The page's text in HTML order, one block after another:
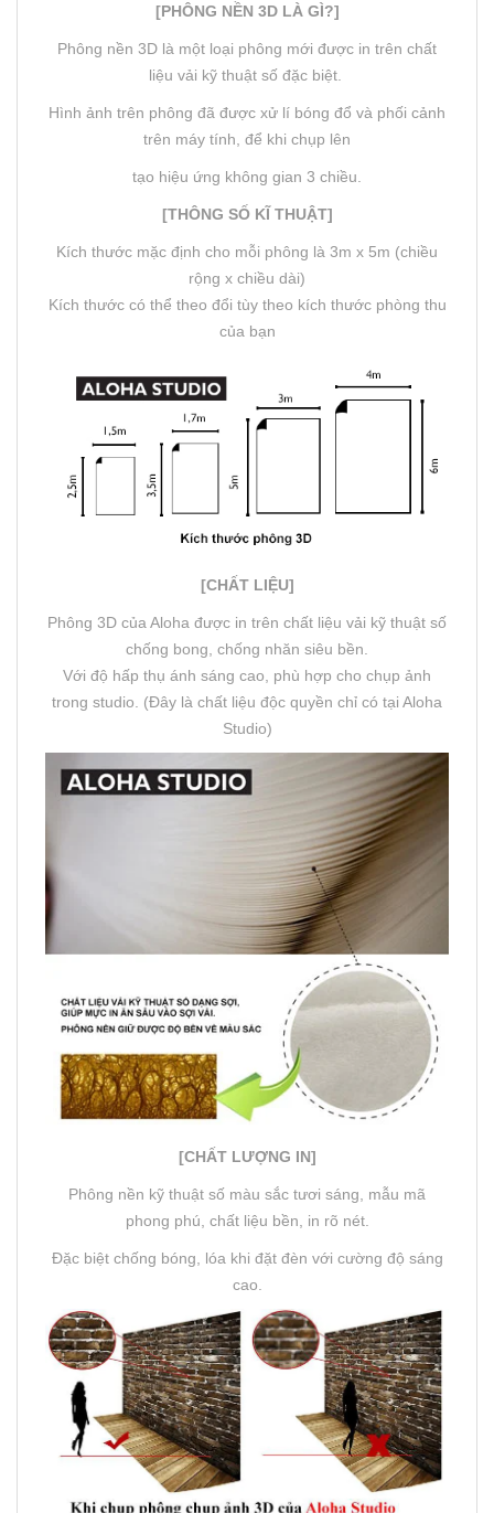
[PHÔNG NỀN 3D LÀ GÌ?]
Phông nền 3D là một loại phông mới được in trên chất
liệu vải kỹ thuật số đặc biệt.
Hình ảnh trên phông đã được xử lí bóng đổ và phối cảnh
trên máy tính, để khi chụp lên
tạo hiệu ứng không gian 3 chiều.
[THÔNG SỐ KĨ THUẬT]
Kích thước mặc định cho mỗi phông là 3m x 5m (chiều
rộng x chiều dài)
Kích thước có thể theo đổi tùy theo kích thước phòng thu
của bạn
[CHẤT LIỆU]
Phông 3D của Aloha được in trên chất liệu vải kỹ thuật số
chống bong, chống nhăn siêu bền.
Với độ hấp thụ ánh sáng cao, phù hợp cho chụp ảnh
trong studio. (Đây là chất liệu độc quyền chỉ có tại Aloha
Studio)
[CHẤT LƯỢNG IN]
Phông nền kỹ thuật số màu sắc tươi sáng, mẫu mã
phong phú, chất liệu bền, in rõ nét.
Đặc biệt chống bóng, lóa khi đặt đèn với cường độ sáng
cao.